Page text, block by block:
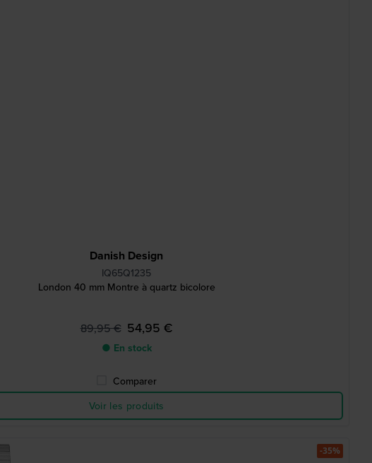
Danish Design
IQ65Q1235
London 40 mm Montre à quartz bicolore
89,95 € 54,95 €
● En stock
Comparer
Voir les produits
-35%